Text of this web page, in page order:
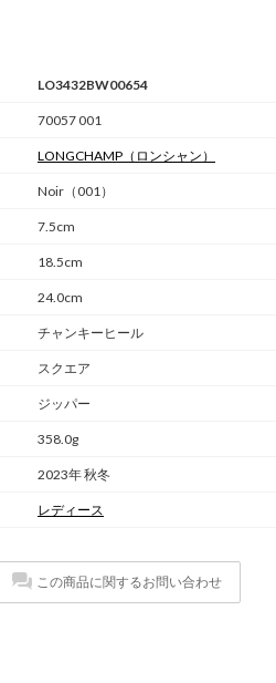
LO3432BW00654
70057 001
LONGCHAMP （ロンシャン）
Noir（001）
7.5cm
18.5cm
24.0cm
チャンキーヒール
スクエア
ジッパー
358.0g
2023年 秋冬
レディース
この商品に関するお問い合わせ